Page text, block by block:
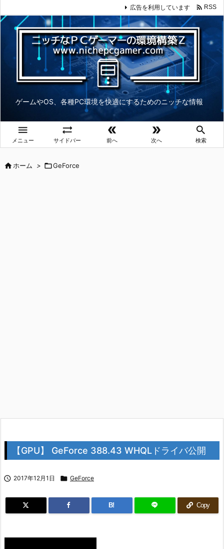
ゲームやOS、各種PC環境を快適にするためのニッチな情報

メニュー

サイドバー

前へ

次へ

検索
広告を利用しています  RSS
ホーム > GeForce
【GPU】 GeForce 388.43 WHQLドライバ公開
 2017年12月1日  GeForce
B! Copy